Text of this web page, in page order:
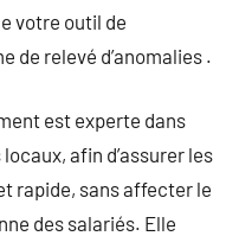
votre outil de
de relevé d’anomalies .
est experte dans
afin d’assurer les
rapide, sans affecter le
des salariés. Elle